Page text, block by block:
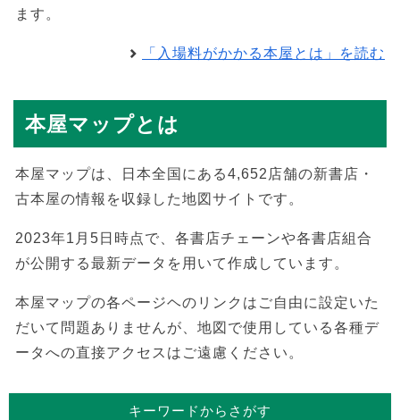
ます。
「入場料がかかる本屋とは」を読む
本屋マップとは
本屋マップは、日本全国にある4,652店舗の新書店・
古本屋の情報を収録した地図サイトです。
2023年1月5日時点で、各書店チェーンや各書店組合
が公開する最新データを用いて作成しています。
本屋マップの各ページヘのリンクはご自由に設定いた
だいて問題ありませんが、地図で使用している各種デ
ータへの直接アクセスはご遠慮ください。
キーワードからさがす